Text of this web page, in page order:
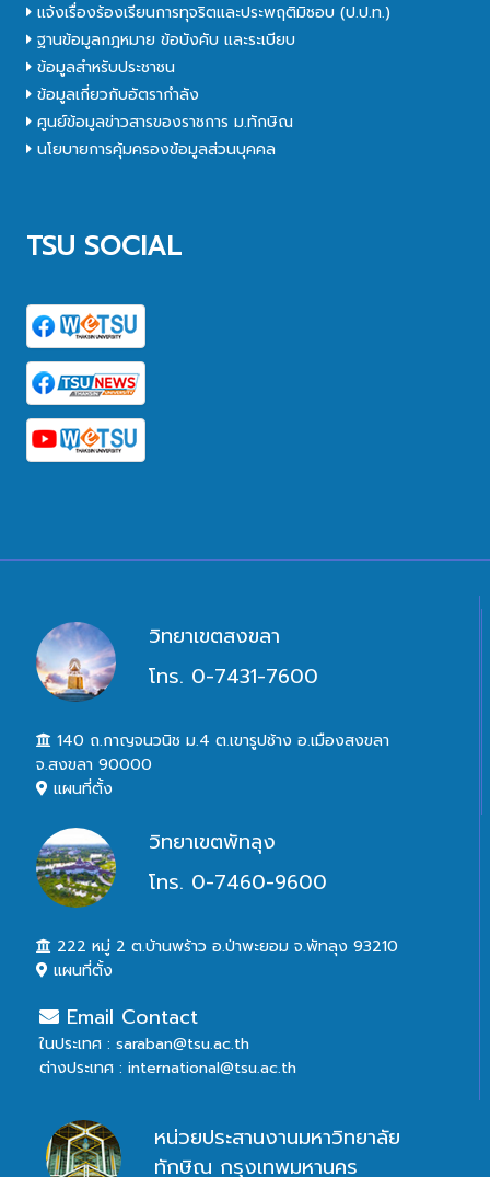
แจ้งเรื่องร้องเรียนการทุจริตและประพฤติมิชอบ (ป.ป.ท.)
ฐานข้อมูลกฎหมาย ข้อบังคับ และระเบียบ
ข้อมูลสำหรับประชาชน
ข้อมูลเกี่ยวกับอัตรากำลัง
ศูนย์ข้อมูลข่าวสารของราชการ ม.ทักษิณ
นโยบายการคุ้มครองข้อมูลส่วนบุคคล
TSU SOCIAL
วิทยาเขตสงขลา
โทร. 0-7431-7600
140 ถ.กาญจนวนิช ม.4 ต.เขารูปช้าง อ.เมืองสงขลา
จ.สงขลา 90000
แผนที่ตั้ง
วิทยาเขตพัทลุง
โทร. 0-7460-9600
222 หมู่ 2 ต.บ้านพร้าว อ.ป่าพะยอม จ.พัทลุง 93210
แผนที่ตั้ง
Email Contact
ในประเทศ : saraban@tsu.ac.th
ต่างประเทศ : international@tsu.ac.th
หน่วยประสานงานมหาวิทยาลัย
ทักษิณ กรุงเทพมหานคร